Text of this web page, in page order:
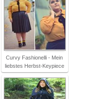
Curvy Fashionelli - Mein
liebstes Herbst-Keypiece